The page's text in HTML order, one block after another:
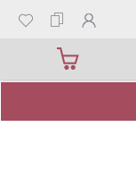
Каталог товаров